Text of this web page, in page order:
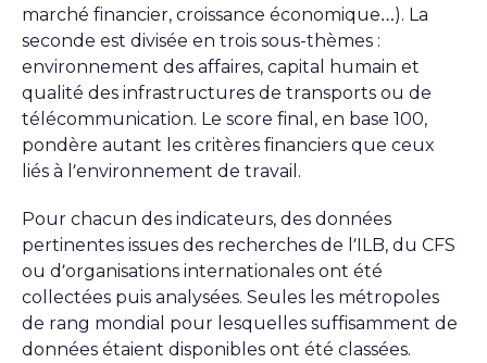
marché financier, croissance économique…). La
seconde est divisée en trois sous-thèmes :
environnement des affaires, capital humain et
qualité des infrastructures de transports ou de
télécommunication. Le score final, en base 100,
pondère autant les critères financiers que ceux
liés à l’environnement de travail.
Pour chacun des indicateurs, des données
pertinentes issues des recherches de l’ILB, du CFS
ou d’organisations internationales ont été
collectées puis analysées. Seules les métropoles
de rang mondial pour lesquelles suffisamment de
données étaient disponibles ont été classées.